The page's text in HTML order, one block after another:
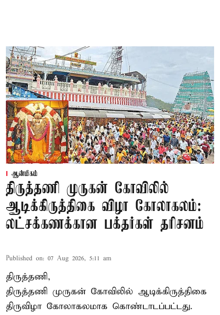
ஆன்மிகம்
திருத்தணி முருகன் கோவிலில்
ஆடிக்கிருத்திகை விழா கோலாகலம்:
லட்சக்கணக்கான பக்தர்கள் தரிசனம்
Published on: 07 Aug 2026, 5:11 am
திருத்தணி,
திருத்தணி முருகன் கோவிலில் ஆடிக்கிருத்திகை
திருவிழா கோலாகலமாக கொண்டாடப்பட்டது.